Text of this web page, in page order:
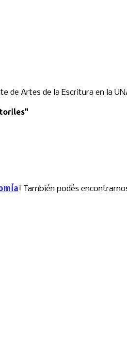
de Artes de la Escritura en la
! También podés